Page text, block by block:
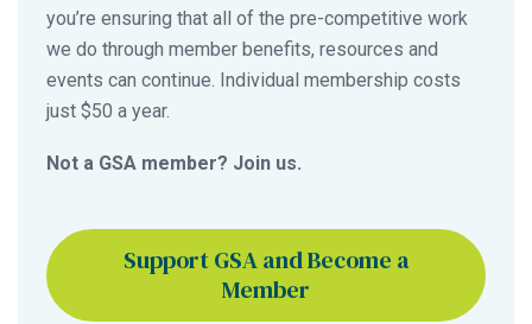
you’re ensuring that all of the pre-competitive work
we do through member benefits, resources and
events can continue. Individual membership costs
just $50 a year.
Not a GSA member? Join us.
Support GSA and Become a
Member